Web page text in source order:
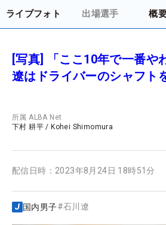
ライブフォト 出場選手 概
[写真] 「ここ10年で一番や
遼はドライバーのシャフト
所属ALBA Net
下村 耕平 / Kohei Shimomura
配信日時： 2023年8月24日 18時51分
国内男子#石川遼